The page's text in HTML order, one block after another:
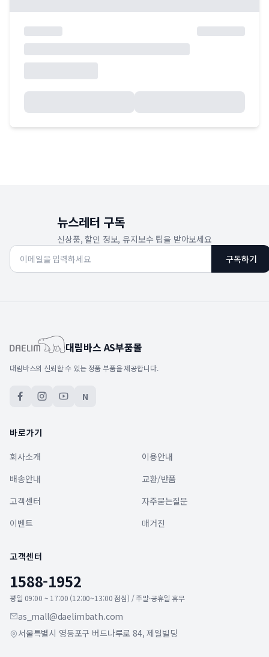
뉴스레터 구독
신상품, 할인 정보, 유지보수 팁을 받아보세요
구독하기
대림바스 AS부품몰
대림바스의 신뢰할 수 있는 정품 부품을 제공합니다.
N
바로가기
회사소개
이용안내
배송안내
교환/반품
고객센터
자주묻는질문
이벤트
매거진
고객센터
1588-1952
평일 09:00 ~ 17:00 (12:00~13:00 점심) / 주말·공휴일 휴무
as_mall@daelimbath.com
서울특별시 영등포구 버드나루로 84, 제일빌딩